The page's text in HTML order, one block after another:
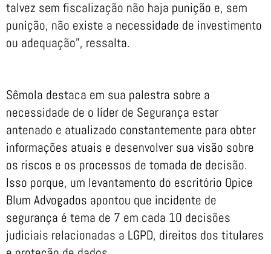
talvez sem fiscalização não haja punição e, sem
punição, não existe a necessidade de investimento
ou adequação”, ressalta.
Sêmola destaca em sua palestra sobre a
necessidade de o líder de Segurança estar
antenado e atualizado constantemente para obter
informações atuais e desenvolver sua visão sobre
os riscos e os processos de tomada de decisão.
Isso porque, um levantamento do escritório Opice
Blum Advogados apontou que incidente de
segurança é tema de 7 em cada 10 decisões
judiciais relacionadas a LGPD, direitos dos titulares